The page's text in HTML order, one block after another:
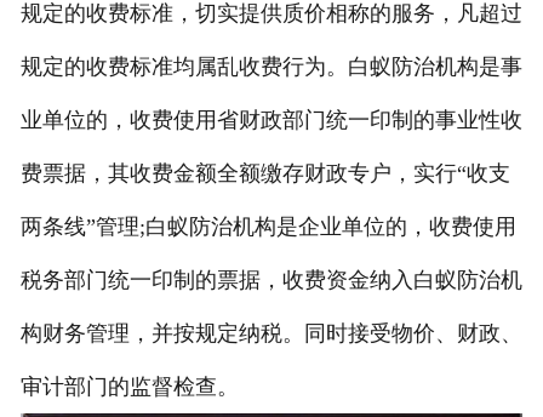
规定的收费标准，切实提供质价相称的服务，凡超过
规定的收费标准均属乱收费行为。白蚁防治机构是事
业单位的，收费使用省财政部门统一印制的事业性收
费票据，其收费金额全额缴存财政专户，实行“收支
两条线”管理;白蚁防治机构是企业单位的，收费使用
税务部门统一印制的票据，收费资金纳入白蚁防治机
构财务管理，并按规定纳税。同时接受物价、财政、
审计部门的监督检查。